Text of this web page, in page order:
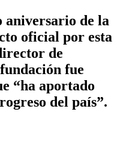
aniversario de la
oficial por esta
de
fue
“ha aportado
del país”.